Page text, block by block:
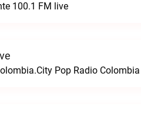
100.1 FM live
Pop Radio